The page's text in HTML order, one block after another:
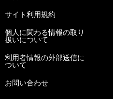
サイト利用規約
個人に関わる情報の取り
扱いについて
利用者情報の外部送信に
ついて
お問い合わせ